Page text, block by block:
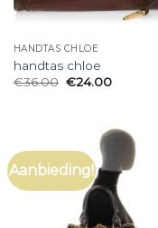
HANDTAS CHLOE
handtas chloe
€36.00 €24.00
Aanbieding!